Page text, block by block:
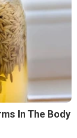
In The Body